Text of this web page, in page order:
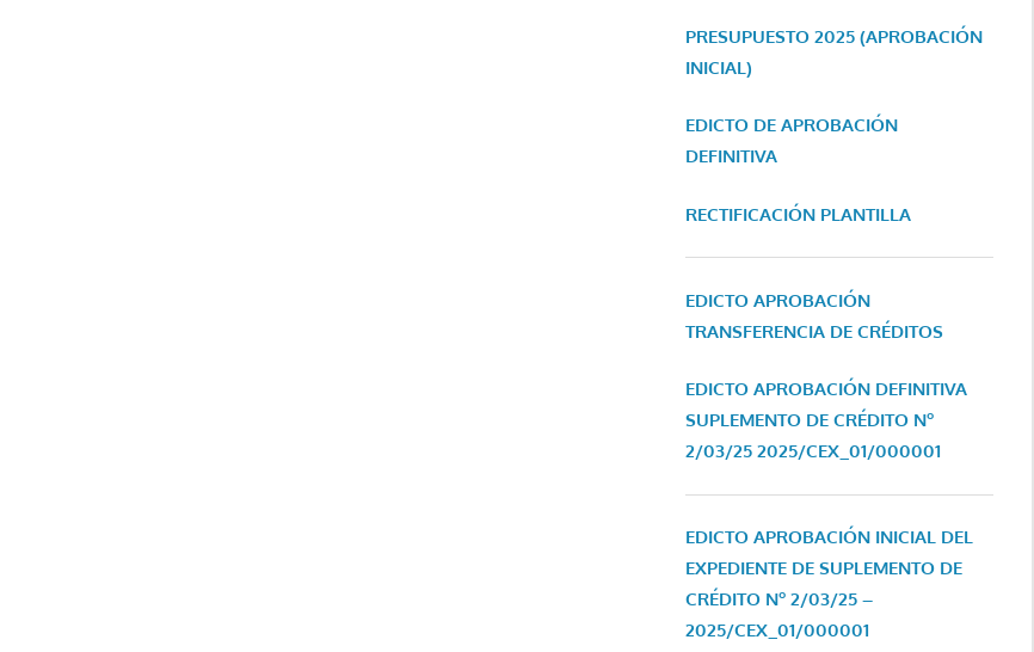
PRESUPUESTO 2025 (APROBACIÓN
INICIAL)
EDICTO DE APROBACIÓN
DEFINITIVA
RECTIFICACIÓN PLANTILLA
EDICTO APROBACIÓN
TRANSFERENCIA DE CRÉDITOS
EDICTO APROBACIÓN DEFINITIVA
SUPLEMENTO DE CRÉDITO Nº
2/03/25 2025/CEX_01/000001
EDICTO APROBACIÓN INICIAL DEL
EXPEDIENTE DE SUPLEMENTO DE
CRÉDITO Nº 2/03/25 –
2025/CEX_01/000001